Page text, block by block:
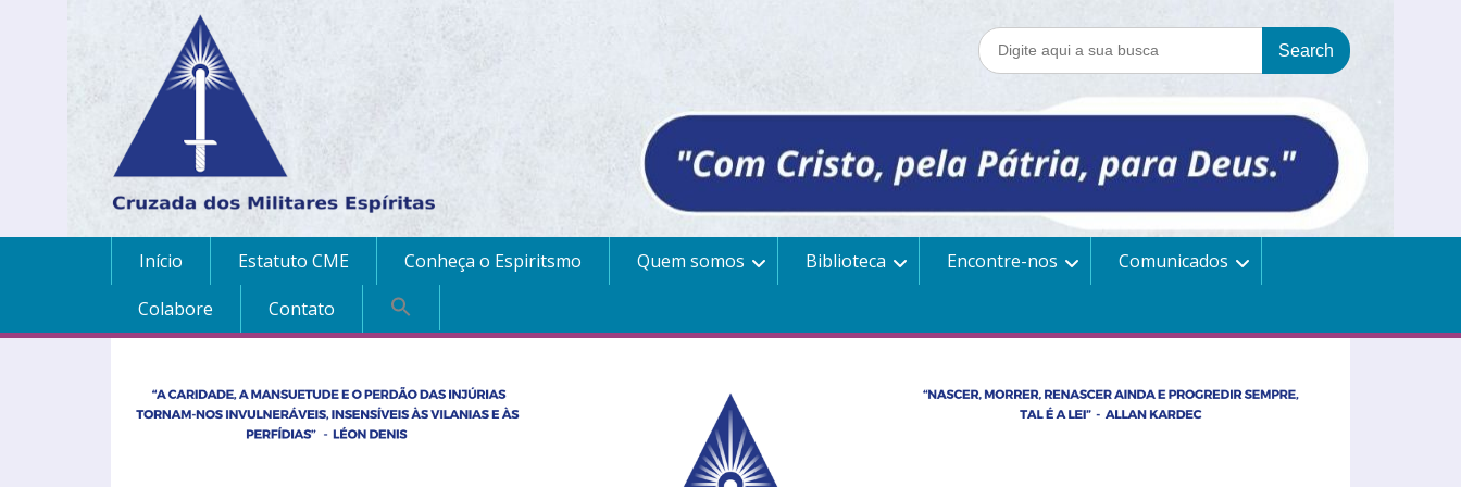
Início Estatuto CME Conheça o Espiritsmo Quem somos Biblioteca Encontre-nos
Comunicados
Colabore
Contato